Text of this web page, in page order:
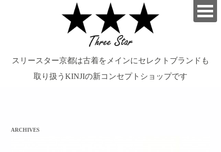
スリースター京都は古着をメインにセレクトブランドも
取り扱うKINJIの新コンセプトショップです
займ на карту онлайн без отказа
ARCHIVES